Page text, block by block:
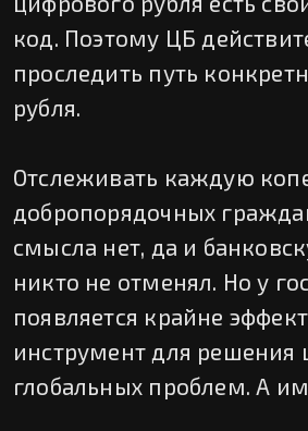
код. Поэтому ЦБ
проследить путь
рубля.
Отслеживать каждую
добропорядочных
смысла нет, да и
никто не отменял. Но у
появляется крайне
инструмент для решения
глобальных проблем. А